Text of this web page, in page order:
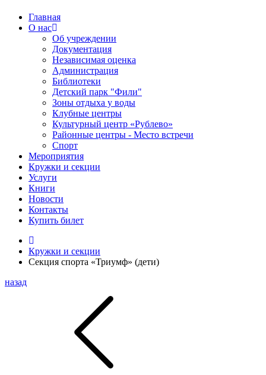
Главная
О нас
Об учреждении
Документация
Независимая оценка
Администрация
Библиотеки
Детский парк "Фили"
Зоны отдыха у воды
Клубные центры
Культурный центр «Рублево»
Районные центры - Место встречи
Спорт
Мероприятия
Кружки и секции
Услуги
Книги
Новости
Контакты
Купить билет
Кружки и секции
Секция спорта «Триумф» (дети)
назад